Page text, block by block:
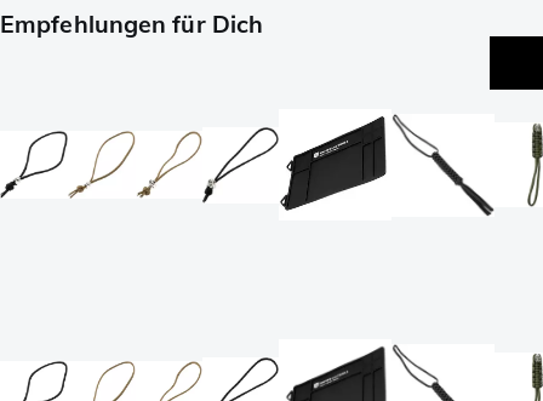
Empfehlungen für Dich